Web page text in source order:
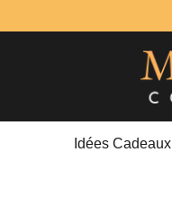
Idées Cadeaux